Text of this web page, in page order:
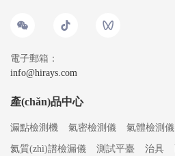
電子郵箱：
info@hirays.com
產(chǎn)品中心
漏點檢測機 氣密檢測儀 氣體檢測儀
氦質(zhì)譜檢漏儀 測試平臺 治具